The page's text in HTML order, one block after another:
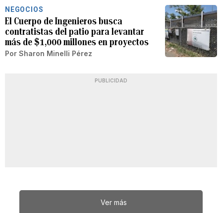
NEGOCIOS
El Cuerpo de Ingenieros busca
contratistas del patio para levantar
más de $1,000 millones en proyectos
Por Sharon Minelli Pérez
PUBLICIDAD
Ver más